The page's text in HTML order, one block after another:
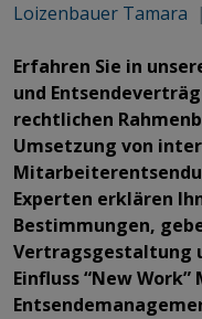
Loizenbauer Tamara |
Erfahren Sie in
und
rechtlichen
Umsetzung von
Experten erklären
Bestimmungen,
Vertragsgestaltung
Einfluss “New